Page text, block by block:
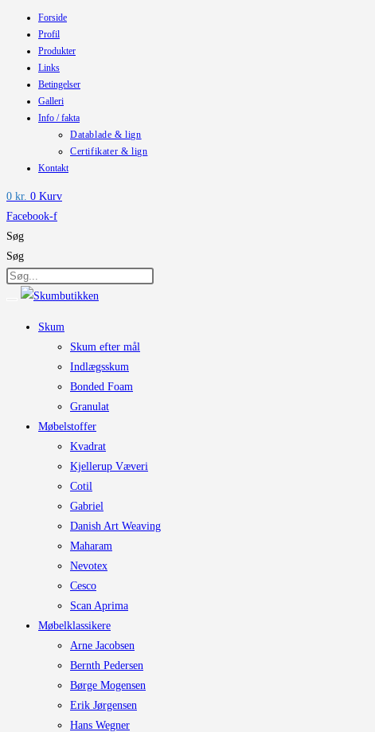
Forside
Profil
Produkter
Links
Betingelser
Galleri
Info / fakta
Datablade & lign
Certifikater & lign
Kontakt
0 kr. 0 Kurv
Facebook-f
Søg
Søg
Skum
Skum efter mål
Indlægsskum
Bonded Foam
Granulat
Møbelstoffer
Kvadrat
Kjellerup Væveri
Cotil
Gabriel
Danish Art Weaving
Maharam
Nevotex
Cesco
Scan Aprima
Møbelklassikere
Arne Jacobsen
Bernth Pedersen
Børge Mogensen
Erik Jørgensen
Hans Wegner